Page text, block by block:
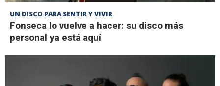
UN DISCO PARA SENTIR Y VIVIR
Fonseca lo vuelve a hacer: su disco más
personal ya está aquí